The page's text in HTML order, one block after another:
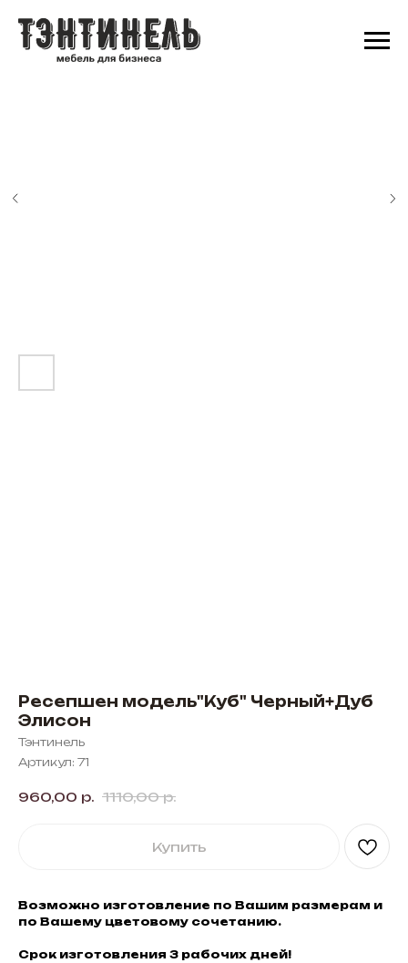
Ресепшен модель"Куб" Черный+Дуб
Элисон
Тэнтинель
Артикул: 71
960,00 р. 1110,00 р.
Купить
Возможно изготовление по Вашим размерам и
по Вашему цветовому сочетанию.
Срок изготовления 3 рабочих дней!